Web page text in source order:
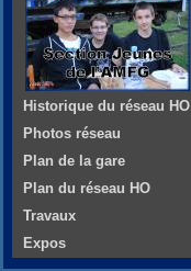
Historique du réseau HO
Photos réseau
Plan de la gare
Plan du réseau HO
Travaux
Expos